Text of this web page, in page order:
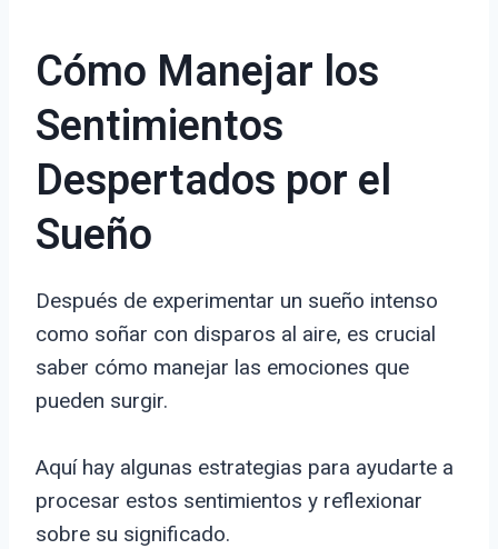
Cómo Manejar los
Sentimientos
Despertados por el
Sueño
Después de experimentar un sueño intenso
como soñar con disparos al aire, es crucial
saber cómo manejar las emociones que
pueden surgir.
Aquí hay algunas estrategias para ayudarte a
procesar estos sentimientos y reflexionar
sobre su significado.